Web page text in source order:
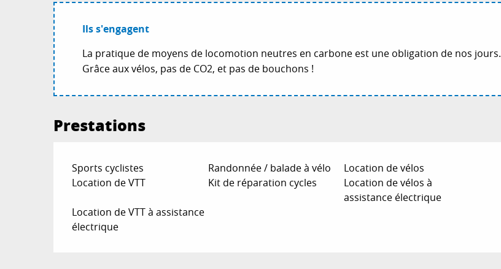
Ils s'engagent
La pratique de moyens de locomotion neutres en carbone est une obligation de nos jours.
Grâce aux vélos, pas de CO2, et pas de bouchons !
Prestations
Sports cyclistes Randonnée / balade à vélo
Location de vélos
Location de VTT
Kit de réparation cycles
Location de vélos à
assistance électrique
Location de VTT à assistance
électrique